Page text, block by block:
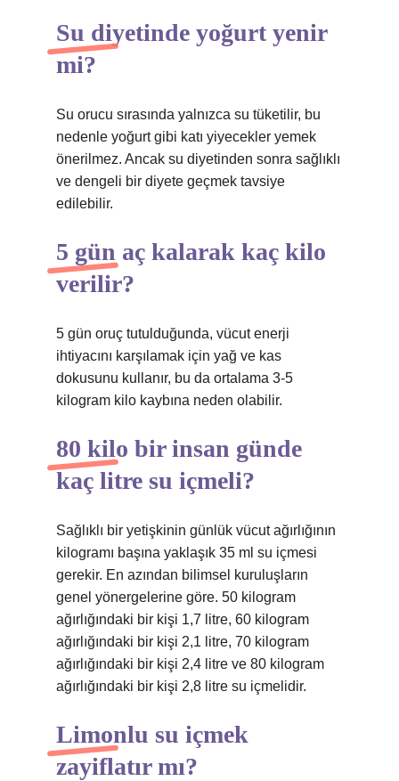
Su diyetinde yoğurt yenir
mi?
Su orucu sırasında yalnızca su tüketilir, bu
nedenle yoğurt gibi katı yiyecekler yemek
önerilmez. Ancak su diyetinden sonra sağlıklı
ve dengeli bir diyete geçmek tavsiye
edilebilir.
5 gün aç kalarak kaç kilo
verilir?
5 gün oruç tutulduğunda, vücut enerji
ihtiyacını karşılamak için yağ ve kas
dokusunu kullanır, bu da ortalama 3-5
kilogram kilo kaybına neden olabilir.
80 kilo bir insan günde
kaç litre su içmeli?
Sağlıklı bir yetişkinin günlük vücut ağırlığının
kilogramı başına yaklaşık 35 ml su içmesi
gerekir. En azından bilimsel kuruluşların
genel yönergelerine göre. 50 kilogram
ağırlığındaki bir kişi 1,7 litre, 60 kilogram
ağırlığındaki bir kişi 2,1 litre, 70 kilogram
ağırlığındaki bir kişi 2,4 litre ve 80 kilogram
ağırlığındaki bir kişi 2,8 litre su içmelidir.
Limonlu su içmek
zayiflatır mı?